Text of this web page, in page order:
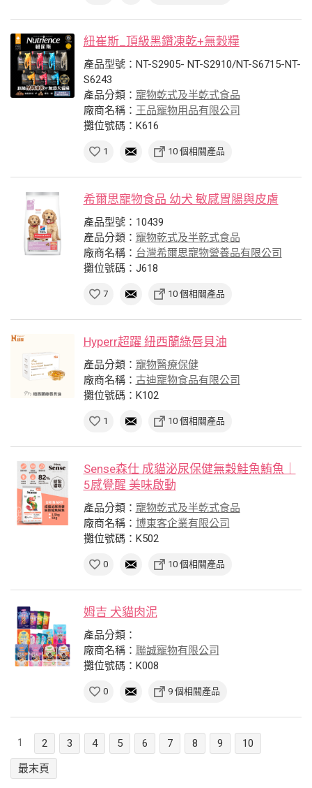
紐崔斯_頂級黑鑽凍乾+無穀糧
產品型號：NT-S2905- NT-S2910/NT-S6715-NT-
S6243
產品分類： 寵物乾式及半乾式食品
廠商名稱： 王品寵物用品有限公司
攤位號碼：K616
1 10 個相關產品
希爾思寵物食品 幼犬 敏感胃腸與皮膚
產品型號：10439
產品分類： 寵物乾式及半乾式食品
廠商名稱： 台灣希爾思寵物營養品有限公司
攤位號碼：J618
7 10 個相關產品
Hyperr超躍 紐西蘭綠唇貝油
產品分類： 寵物醫療保健
廠商名稱： 古迪寵物食品有限公司
攤位號碼：K102
1 10 個相關產品
Sense森仕 成貓泌尿保健無穀鮭魚鮪魚｜
5感覺醒 美味啟動
產品分類： 寵物乾式及半乾式食品
廠商名稱： 博東客企業有限公司
攤位號碼：K502
0 10 個相關產品
姆吉 犬貓肉泥
產品分類：
廠商名稱： 聯誠寵物有限公司
攤位號碼：K008
0 9 個相關產品
1 2 3 4 5 6 7 8 9
10
最末頁